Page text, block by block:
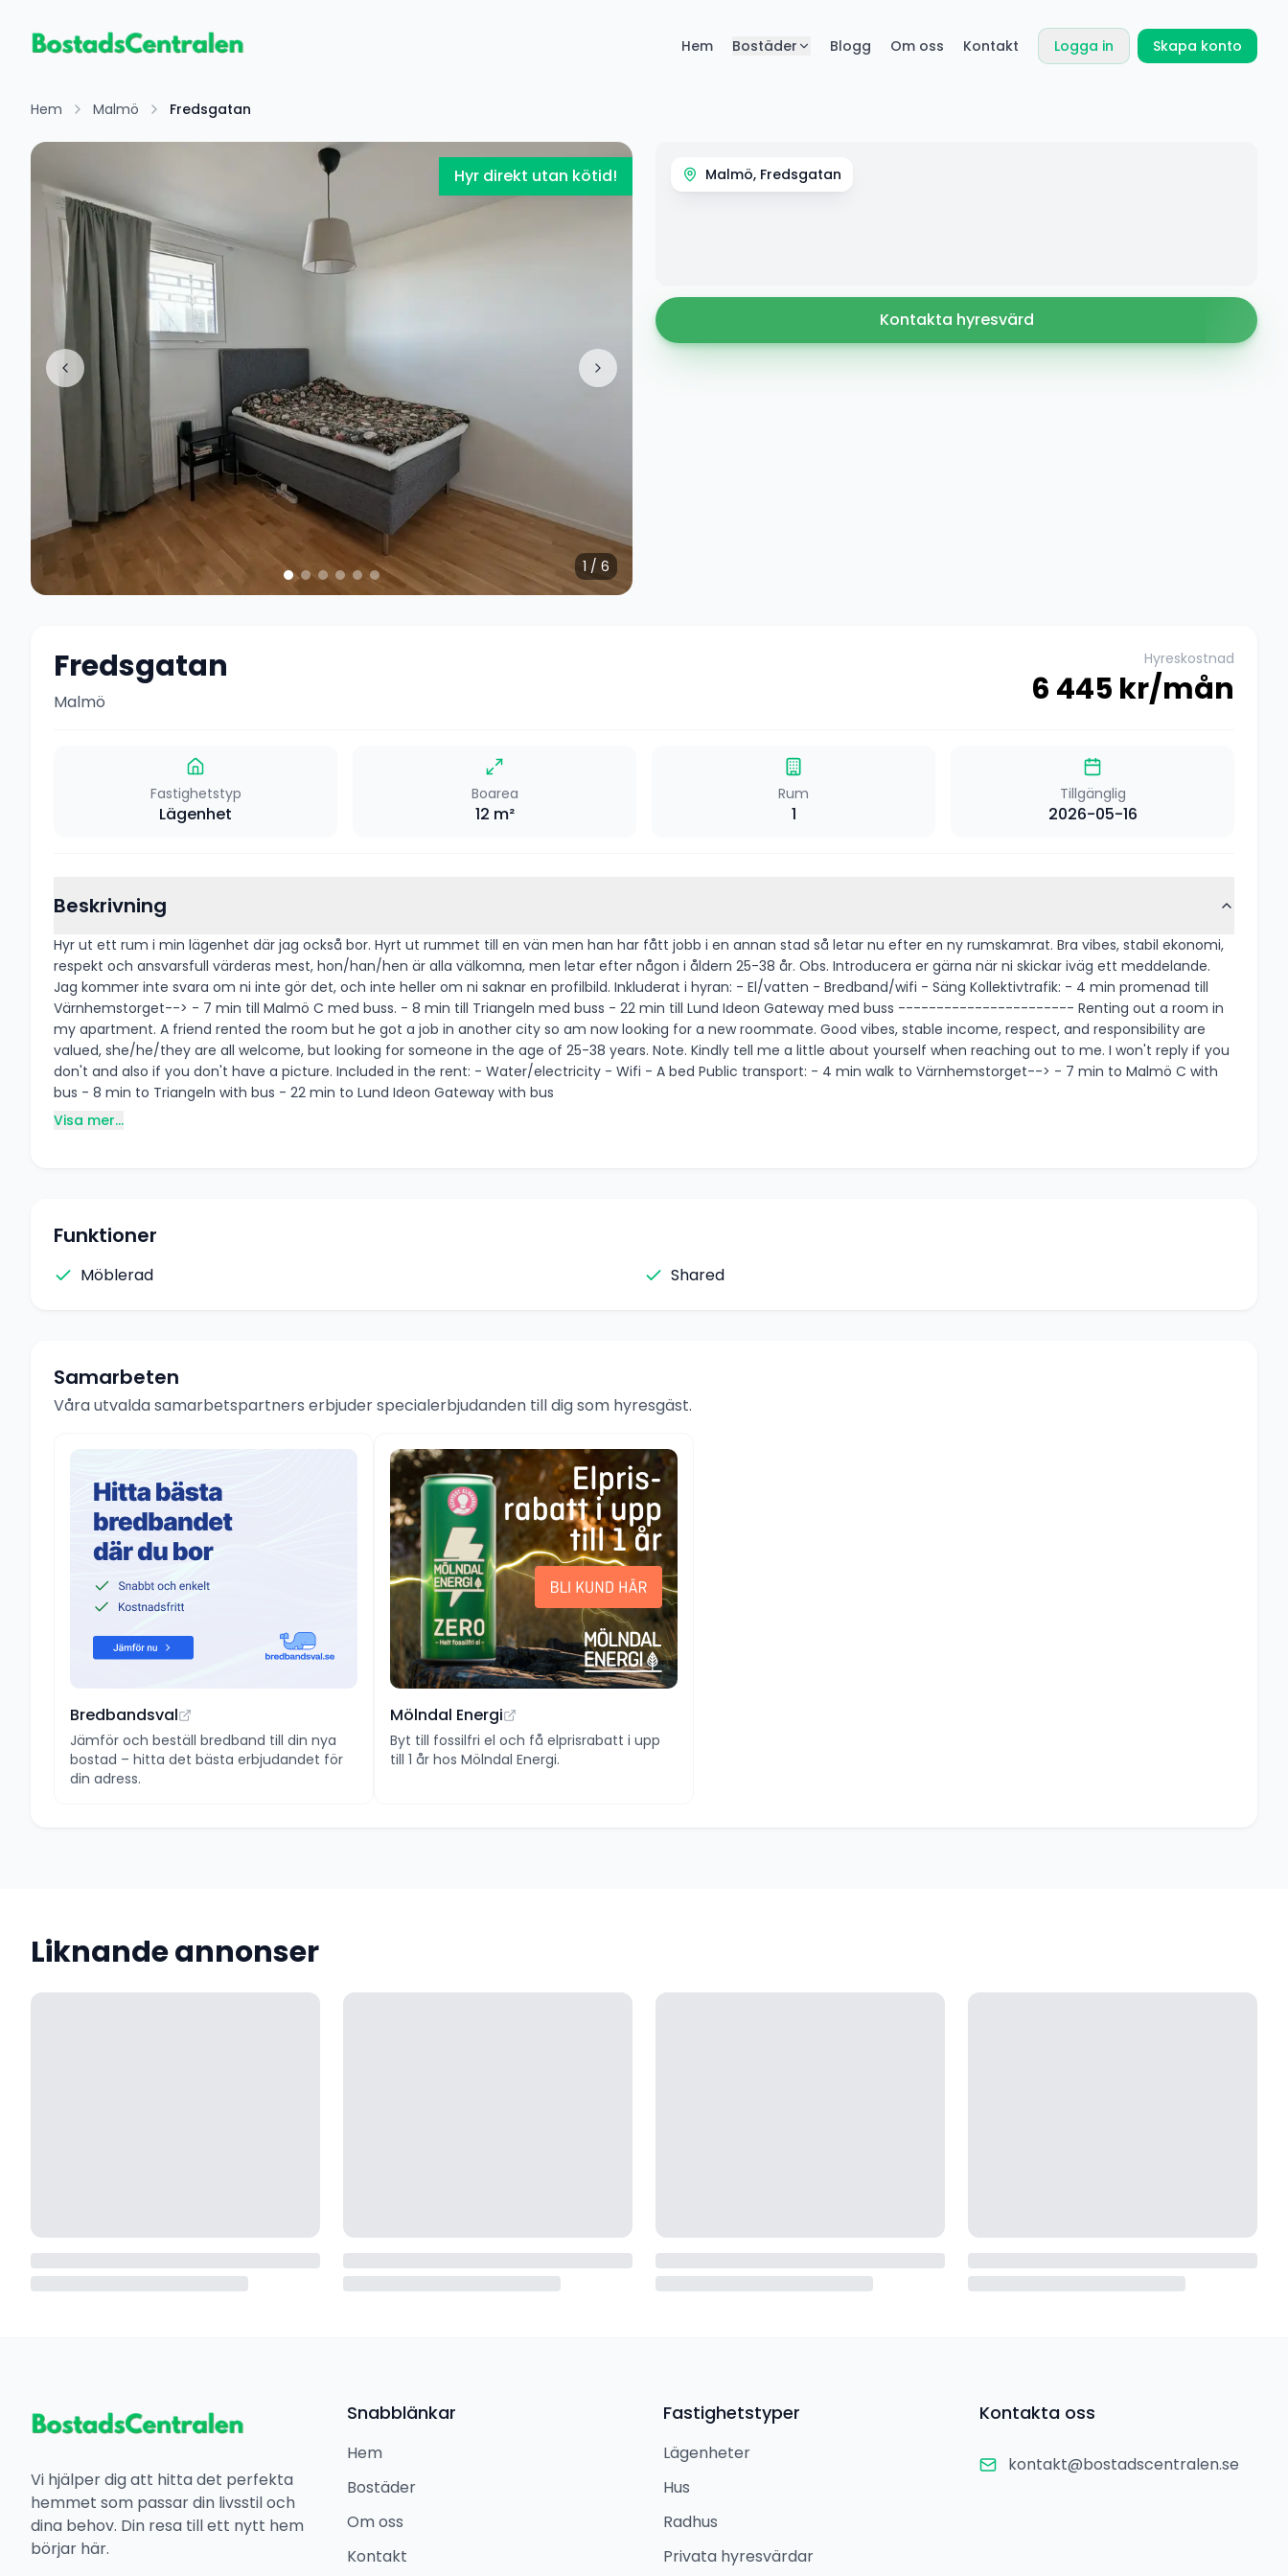
Hem Bostäder Blogg Om oss Kontakt Logga in Skapa konto
Hem Malmö Fredsgatan
Hyr direkt utan kötid!
1 / 6
Malmö, Fredsgatan
Kontakta hyresvärd
Fredsgatan
Malmö
Hyreskostnad
6 445 kr/mån
Fastighetstyp
Lägenhet
Boarea
12 m²
Rum
1
Tillgänglig
2026-05-16
Beskrivning
Hyr ut ett rum i min lägenhet där jag också bor. Hyrt ut rummet till en vän men han har fått jobb i en annan stad så letar nu efter en ny rumskamrat. Bra vibes, stabil ekonomi,
respekt och ansvarsfull värderas mest, hon/han/hen är alla välkomna, men letar efter någon i åldern 25-38 år. Obs. Introducera er gärna när ni skickar iväg ett meddelande.
Jag kommer inte svara om ni inte gör det, och inte heller om ni saknar en profilbild. Inkluderat i hyran: - El/vatten - Bredband/wifi - Säng Kollektivtrafik: - 4 min promenad till
Värnhemstorget--> - 7 min till Malmö C med buss. - 8 min till Triangeln med buss - 22 min till Lund Ideon Gateway med buss ----------------------- Renting out a room in
my apartment. A friend rented the room but he got a job in another city so am now looking for a new roommate. Good vibes, stable income, respect, and responsibility are
valued, she/he/they are all welcome, but looking for someone in the age of 25-38 years. Note. Kindly tell me a little about yourself when reaching out to me. I won't reply if you
don't and also if you don't have a picture. Included in the rent: - Water/electricity - Wifi - A bed Public transport: - 4 min walk to Värnhemstorget--> - 7 min to Malmö C with
bus - 8 min to Triangeln with bus - 22 min to Lund Ideon Gateway with bus
Visa mer...
Funktioner
Möblerad Shared
Samarbeten
Våra utvalda samarbetspartners erbjuder specialerbjudanden till dig som hyresgäst.
Bredbandsval
Jämför och beställ bredband till din nya
bostad – hitta det bästa erbjudandet för
din adress.
Mölndal Energi
Byt till fossilfri el och få elprisrabatt i upp
till 1 år hos Mölndal Energi.
Liknande annonser
Vi hjälper dig att hitta det perfekta
hemmet som passar din livsstil och
dina behov. Din resa till ett nytt hem
börjar här.
Snabblänkar
Hem
Bostäder
Om oss
Kontakt
Fastighetstyper
Lägenheter
Hus
Radhus
Privata hyresvärdar
Kontakta oss
kontakt@bostadscentralen.se